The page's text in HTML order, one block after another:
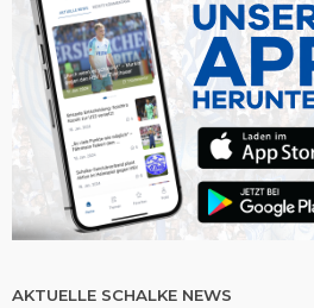
AKTUELLE SCHALKE NEWS